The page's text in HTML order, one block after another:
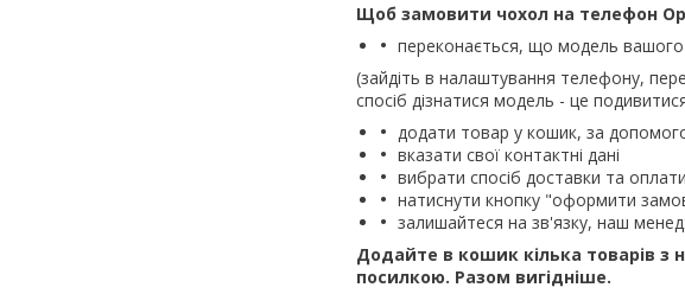
Щоб замовити чохол на телефон
переконається, що модель вашого
(зайдіть в налаштування телефону,
спосіб дізнатися модель - це
додати товар у кошик, за
вказати свої контактні дані
вибрати спосіб доставки та оплати
натиснути кнопку "оформити
залишайтеся на зв'язку, наш
Додайте в кошик кілька товарів з
посилкою. Разом вигідніше.